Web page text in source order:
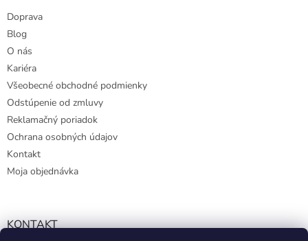
Doprava
Blog
O nás
Kariéra
Všeobecné obchodné podmienky
Odstúpenie od zmluvy
Reklamačný poriadok
Ochrana osobných údajov
Kontakt
Moja objednávka
KONTAKT